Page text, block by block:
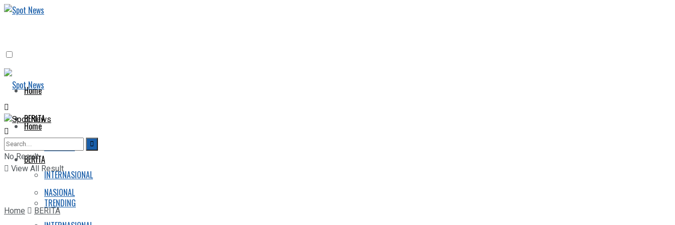
Home
BERITA
INTERNASIONAL
TRENDING
Home
BERITA
NASIONAL
No Result
View All Result
Home BERITA